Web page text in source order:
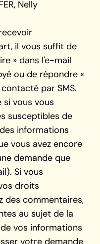
Nelly
il vous suffit de
» dans l'e-mail
ou de répondre «
par SMS.
si vous vous
susceptibles de
informations
vous avez encore
demande que
Si vous
droits
des commentaires,
au sujet de la
vos informations